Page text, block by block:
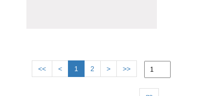
<< < 1 2 > >>